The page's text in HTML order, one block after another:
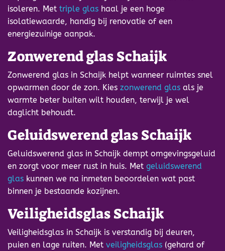
isoleren. Met triple glas haal je een hoge
isolatiewaarde, handig bij renovatie of een
energiezuinige aanpak.
Zonwerend glas Schaijk
Zonwerend glas in Schaijk helpt wanneer ruimtes snel
opwarmen door de zon. Kies zonwerend glas als je
warmte beter buiten wilt houden, terwijl je wel
daglicht behoudt.
Geluidswerend glas Schaijk
Geluidswerend glas in Schaijk dempt omgevingsgeluid
en zorgt voor meer rust in huis. Met geluidswerend
glas kunnen we na inmeten beoordelen wat past
binnen je bestaande kozijnen.
Veiligheidsglas Schaijk
Veiligheidsglas in Schaijk is verstandig bij deuren,
puien en lage ruiten. Met veiligheidsglas (gehard of